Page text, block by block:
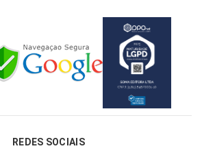
REDES SOCIAIS